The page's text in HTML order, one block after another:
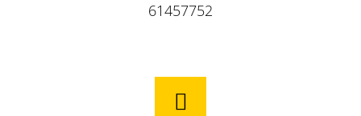
61457752